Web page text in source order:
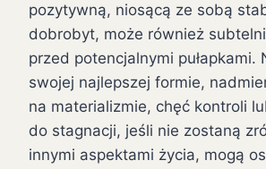
pozytywną, niosącą ze sobą
dobrobyt, może również
przed potencjalnymi pułapkami.
swojej najlepszej formie,
na materializmie, chęć kontroli
do stagnacji, jeśli nie zostaną
innymi aspektami życia, mogą